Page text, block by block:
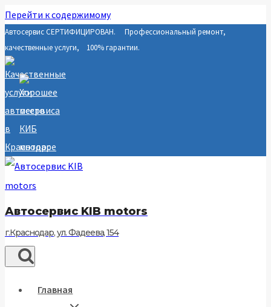
Перейти к содержимому
Автосервис СЕРТИФИЦИРОВАН. Профессиональный ремонт,
качественные услуги, 100% гарантии.
Автосервис KIB motors
г.Краснодар, ул. Фадеева, 154
Главная